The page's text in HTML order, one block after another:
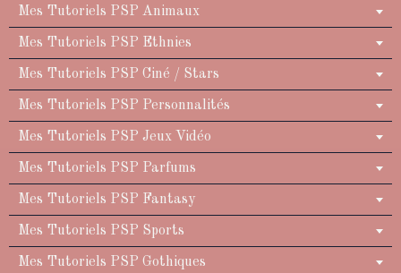
Mes Tutoriels PSP Animaux
Mes Tutoriels PSP Ethnies
Mes Tutoriels PSP Ciné / Stars
Mes Tutoriels PSP Personnalités
Mes Tutoriels PSP Jeux Vidéo
Mes Tutoriels PSP Parfums
Mes Tutoriels PSP Fantasy
Mes Tutoriels PSP Sports
Mes Tutoriels PSP Gothiques